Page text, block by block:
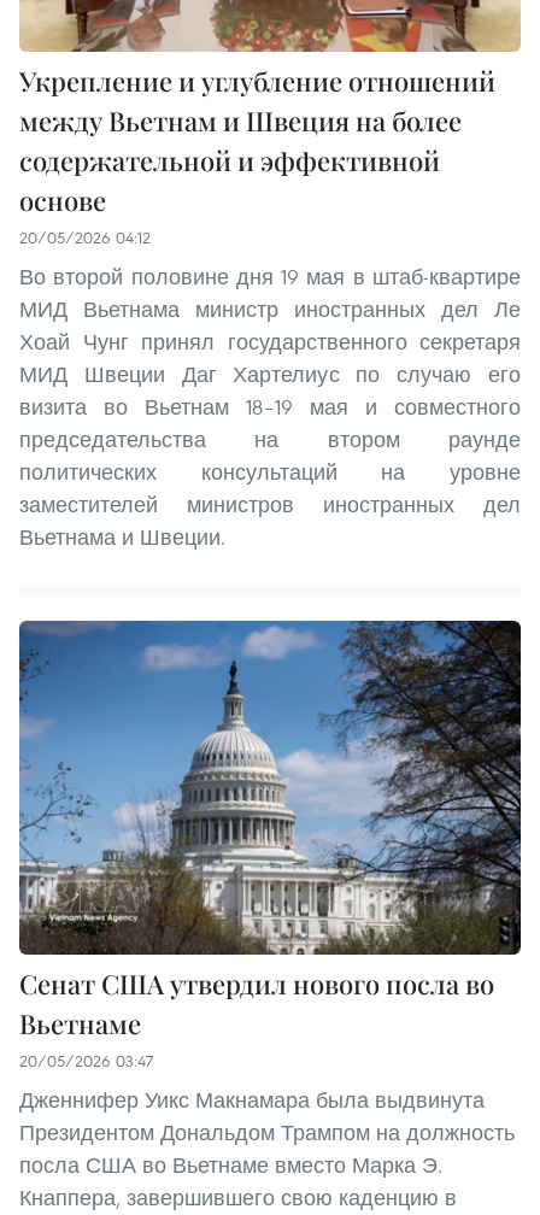
Укрепление и углубление отношений
между Вьетнам и Швеция на более
содержательной и эффективной
основе
20/05/2026 04:12
Во второй половине дня 19 мая в штаб-квартире
МИД Вьетнама министр иностранных дел Ле
Хоай Чунг принял государственного секретаря
МИД Швеции Даг Хартелиус по случаю его
визита во Вьетнам 18–19 мая и совместного
председательства на втором раунде
политических консультаций на уровне
заместителей министров иностранных дел
Вьетнама и Швеции.
Сенат США утвердил нового посла во
Вьетнаме
20/05/2026 03:47
Дженнифер Уикс Макнамара была выдвинута
Президентом Дональдом Трампом на должность
посла США во Вьетнаме вместо Марка Э.
Кнаппера, завершившего свою каденцию в